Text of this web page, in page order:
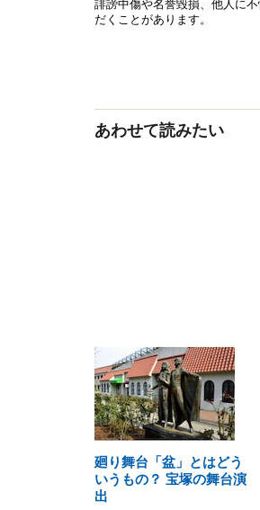
あわせて読みたい
廻り舞台「盆」とはどう
いうもの？ 宝塚の舞台演
出